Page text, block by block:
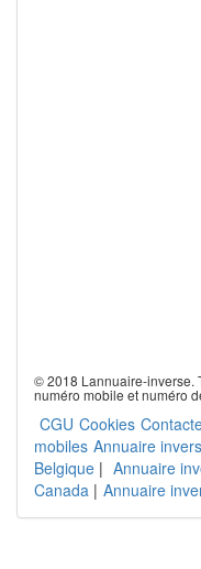
© 2018 Lannuaire-inverse.
numéro mobile et numéro
CGU Cookies
mobiles Annuaire
Belgique | Annuaire
Canada | Annuaire